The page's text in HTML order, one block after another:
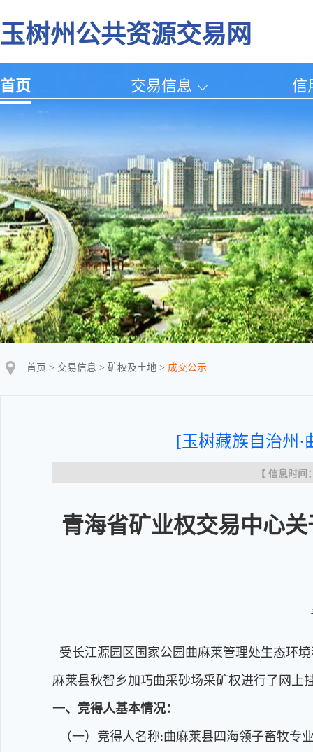
玉树州公共资源交易网
首页 交易信息 信
首页 > 交易信息 > 矿权及土地 > 成交公示
[玉树藏族自治州·
【 信息时间
青海省矿业权交易中心
受长江源园区国家公园曲麻莱管理处生态环
麻莱县秋智乡加巧曲采砂场采矿权进行了网上
一、竞得人基本情况：
（一）竞得人名称:曲麻莱县四海领子畜牧专